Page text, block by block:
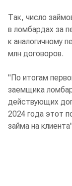
Так, число
в ломбардах за
к аналогичному
млн договоров.
"По итогам
заемщика
действующих
2024 года этот
займа на